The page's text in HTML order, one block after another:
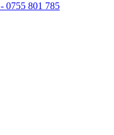
0755 801 785